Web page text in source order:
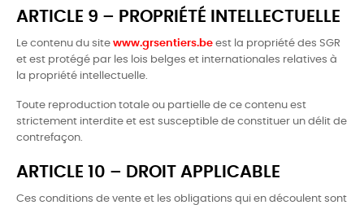
ARTICLE 9 – PROPRIÉTÉ INTELLECTUELLE
Le contenu du site www.grsentiers.be est la propriété des SGR
et est protégé par les lois belges et internationales relatives à
la propriété intellectuelle.
Toute reproduction totale ou partielle de ce contenu est
strictement interdite et est susceptible de constituer un délit de
contrefaçon.
ARTICLE 10 – DROIT APPLICABLE
Ces conditions de vente et les obligations qui en découlent sont